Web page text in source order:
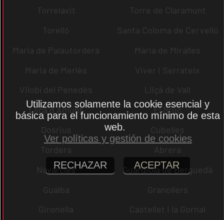
Torrelavit
Torre de Claramunt
Torelló
Santa Coloma de Cervelló
Maria de Palautordera
Maria de Miralles
Maria de Merlès
Viver i Serrateix
Vilobí del Penedès
Lliçà de Vall
Lliçà d´Amunt
El Bruc
Dosrius
Cubelles
Tordera
Abrera
Navarcles
Guardiola de Berguedà
Gualba
Granollers
Gironella
Castellet i la Gornal
Utilizamos solamente la cookie esencial y
básica para el funcionamiento mínimo de esta
web.
Ver políticas y gestión de cookies
RECHAZAR ACEPTAR